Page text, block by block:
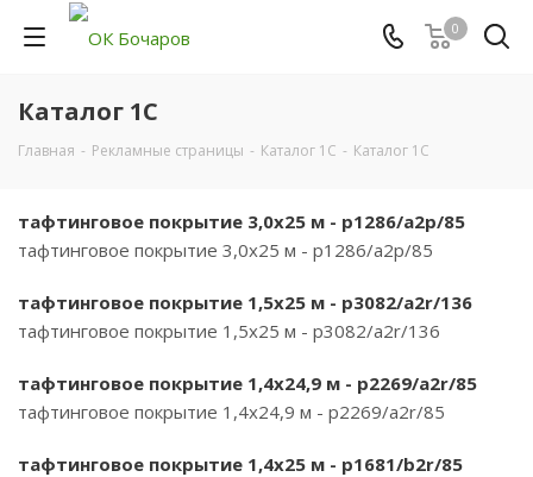
0
Каталог 1С
Главная - Рекламные страницы - Каталог 1С - Каталог 1С
тафтинговое покрытие 3,0х25 м - p1286/a2p/85
тафтинговое покрытие 3,0х25 м - p1286/a2p/85
тафтинговое покрытие 1,5х25 м - p3082/a2r/136
тафтинговое покрытие 1,5х25 м - p3082/a2r/136
тафтинговое покрытие 1,4х24,9 м - p2269/a2r/85
тафтинговое покрытие 1,4х24,9 м - p2269/a2r/85
тафтинговое покрытие 1,4х25 м - p1681/b2r/85